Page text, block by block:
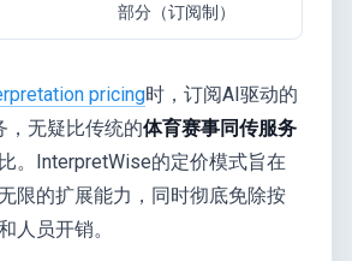
部分（订阅制）
pricing时，订阅AI驱动的
，无疑比传统的体育赛事同传服务
。InterpretWise的定价模式旨在
限的扩展能力，同时彻底免除按
人员开销。